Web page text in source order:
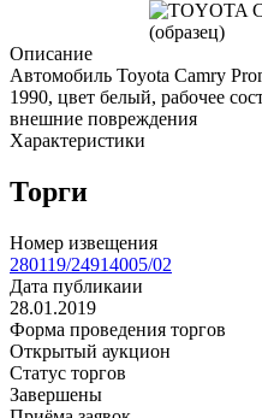
Описание
Автомобиль Toyota Camry
1990, цвет белый, рабочее
внешние повреждения
Характеристики
Торги
Номер извещения
280119/24914005/02
Дата публикаии
28.01.2019
Форма проведения торгов
Открытый аукцион
Статус торгов
Завершены